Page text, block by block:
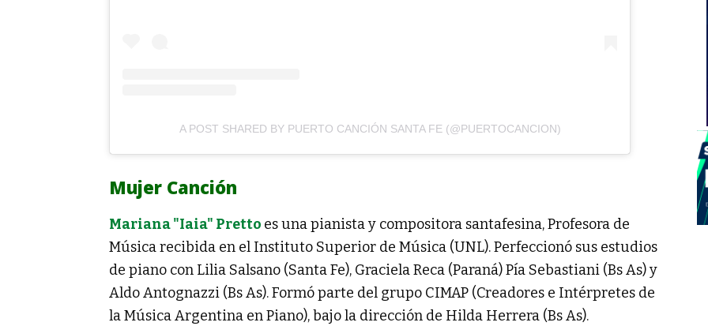
A POST SHARED BY PUERTO CANCIÓN SANTA FE (@PUERTOCANCION)
Mujer Canción
Mariana "Iaia" Pretto es una pianista y compositora santafesina, Profesora de
Música recibida en el Instituto Superior de Música (UNL). Perfeccionó sus estudios
de piano con Lilia Salsano (Santa Fe), Graciela Reca (Paraná) Pía Sebastiani (Bs As) y
Aldo Antognazzi (Bs As). Formó parte del grupo CIMAP (Creadores e Intérpretes de
la Música Argentina en Piano), bajo la dirección de Hilda Herrera (Bs As).